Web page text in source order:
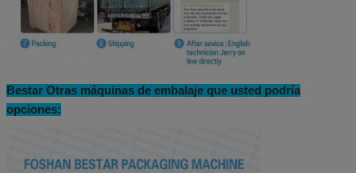
Bestar Otras máquinas de embalaje que usted podría
opciones: